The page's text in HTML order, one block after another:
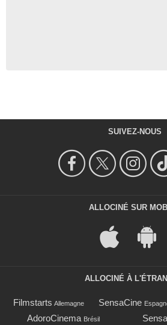
SUIVEZ-NOUS
ALLOCINÉ SUR
ALLOCINÉ À
Filmstarts Allemagne SensaCine
AdoroCinema Brésil